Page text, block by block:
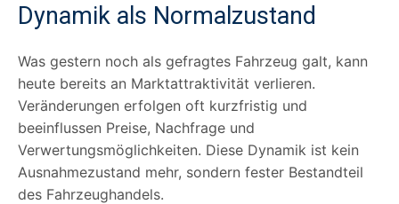
Dynamik als Normalzustand
Was gestern noch als gefragtes Fahrzeug galt, kann
heute bereits an Marktattraktivität verlieren.
Veränderungen erfolgen oft kurzfristig und
beeinflussen Preise, Nachfrage und
Verwertungsmöglichkeiten. Diese Dynamik ist kein
Ausnahmezustand mehr, sondern fester Bestandteil
des Fahrzeughandels.